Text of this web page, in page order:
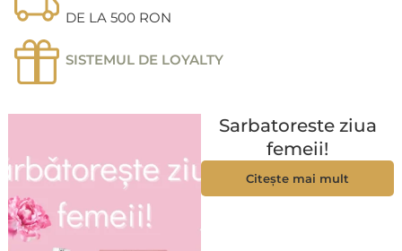
DE LA 500 RON
SISTEMUL DE LOYALTY
Sarbatoreste ziua
femeii!
Citește mai mult